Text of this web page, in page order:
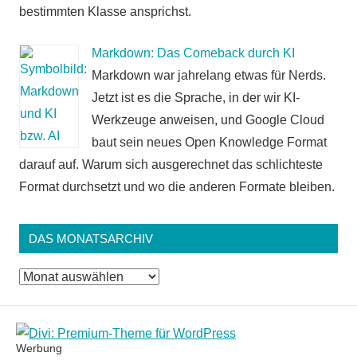
bestimmten Klasse ansprichst.
Markdown: Das Comeback durch KI
Markdown war jahrelang etwas für Nerds.
Jetzt ist es die Sprache, in der wir KI-
Werkzeuge anweisen, und Google Cloud
baut sein neues Open Knowledge Format
darauf auf. Warum sich ausgerechnet das schlichteste
Format durchsetzt und wo die anderen Formate bleiben.
DAS MONATSARCHIV
Das
Werbung